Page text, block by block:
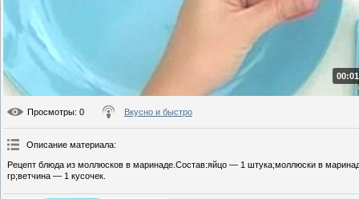
Просмотры: 0 Вкусно и быстро
Описание материала:
Рецепт блюда из моллюсков в маринаде.Состав:яйцо — 1 штука;моллюски в
гр;ветчина — 1 кусочек.